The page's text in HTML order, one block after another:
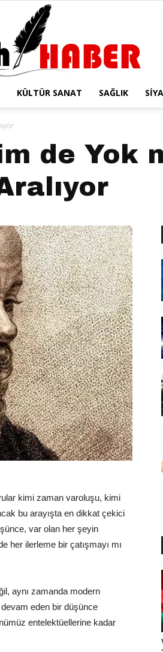
Haber
KÜLTÜR SANAT SAĞLIK
de Yok
kimi zaman varoluşu, kimi
bu arayışta en dikkat çekici
var olan her şeyin
her ilerleme bir çatışmayı mı
aynı zamanda modern
eden bir düşünce
entelektüellerine kadar